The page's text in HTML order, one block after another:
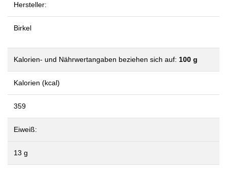
Hersteller:
Birkel
Kalorien- und Nährwertangaben beziehen sich auf: 100 g
Kalorien (kcal)
359
Eiweiß:
13 g